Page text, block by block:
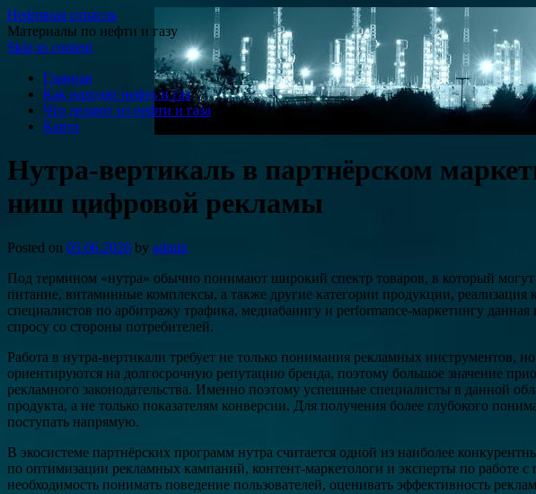
Нефтяная отрасль
Материалы по нефти и газу
Skip to content
Главная
Как находят нефть и газ
Что делают из нефти и газа
Карта
Нутра-вертикаль в партнёрском
ниш цифровой рекламы
Posted on 05.06.2026 by admin
Под термином «нутра» обычно понимают широкий спектр товаров, в который могут
питание, витаминные комплексы, а также другие категории продукции,
специалистов по арбитражу трафика, медиабаингу и performance-маркетингу
спросу со стороны потребителей.
Работа в нутра-вертикали требует не только понимания рекламных инструментов,
ориентируются на долгосрочную репутацию бренда, поэтому большое значение
рекламного законодательства. Именно поэтому успешные специалисты в данной
продукта, а не только показателям конверсии. Для получения более глубокого
поступать напрямую.
В экосистеме партнёрских программ нутра считается одной из наиболее
по оптимизации рекламных кампаний, контент-маркетологи и эксперты по работе
необходимость понимать поведение пользователей, оценивать эффективность